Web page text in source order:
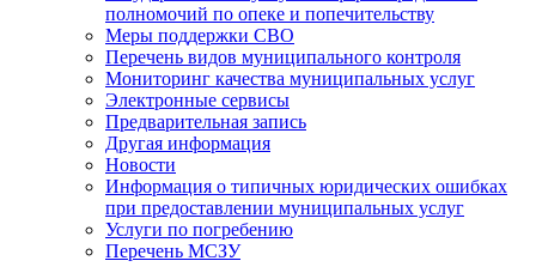
полномочий по опеке и попечительству
Меры поддержки СВО
Перечень видов муниципального контроля
Мониторинг качества муниципальных услуг
Электронные сервисы
Предварительная запись
Другая информация
Новости
Информация о типичных юридических ошибках
при предоставлении муниципальных услуг
Услуги по погребению
Перечень МСЗУ